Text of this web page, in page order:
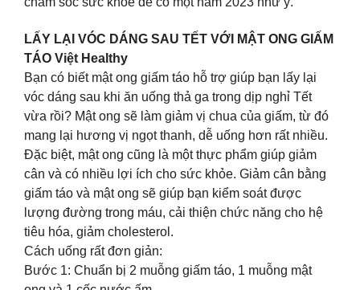
LẤY LẠI VÓC DÁNG SAU TẾT VỚI MẬT ONG GIẤM
TÁO Việt Healthy
Bạn có biết mật ong giấm táo hỗ trợ giúp bạn lấy lại
vóc dáng sau khi ăn uống thả ga trong dịp nghỉ Tết
vừa rồi? Mật ong sẽ làm giảm vị chua của giấm, từ đó
mang lại hương vị ngọt thanh, dễ uống hơn rất nhiều.
Đặc biệt, mật ong cũng là một thực phẩm giúp giảm
cân và có nhiều lợi ích cho sức khỏe. Giảm cân bằng
giấm táo và mật ong sẽ giúp bạn kiểm soát được
lượng đường trong máu, cải thiện chức năng cho hệ
tiêu hóa, giảm cholesterol.
Cách uống rất đơn giản:
Bước 1: Chuẩn bị 2 muỗng giấm táo, 1 muỗng mật